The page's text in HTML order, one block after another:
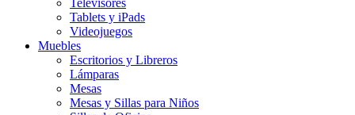
Televisores
Tablets y iPads
Videojuegos
Muebles
Escritorios y Libreros
Lámparas
Mesas
Mesas y Sillas para Niños